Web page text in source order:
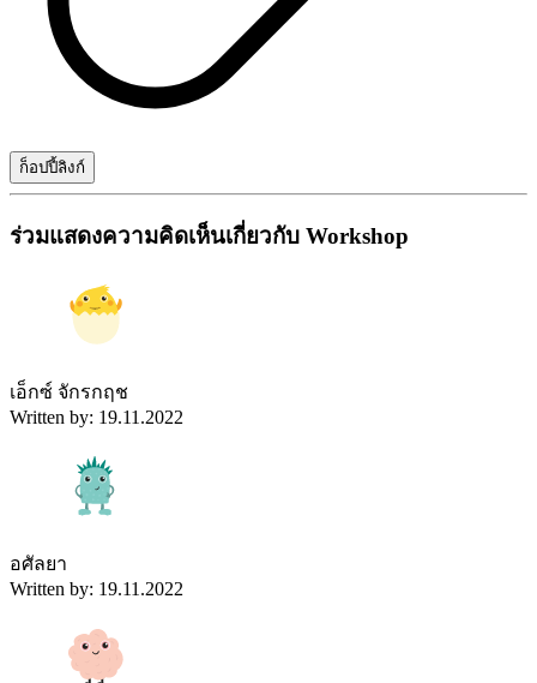
ก็อปปี้ลิงก์
ร่วมแสดงความคิดเห็นเกี่ยวกับ Workshop
เอ็กซ์ จักรกฤช
Written by: 19.11.2022
อศัลยา
Written by: 19.11.2022